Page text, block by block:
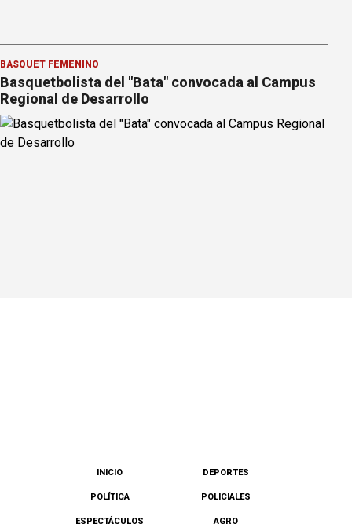
BÁSQUET FEMENINO
Basquetbolista del "Bata" convocada al Campus
Regional de Desarrollo
INICIO DEPORTES
POLÍTICA POLICIALES
ESPECTÁCULOS AGRO